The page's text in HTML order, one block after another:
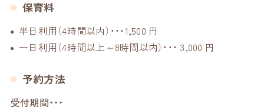
保育料
半日利用（4時間以内）・・・1,500 円
一日利用（4時間以上～8時間以内）・・・ 3,000 円
予約方法
受付期間